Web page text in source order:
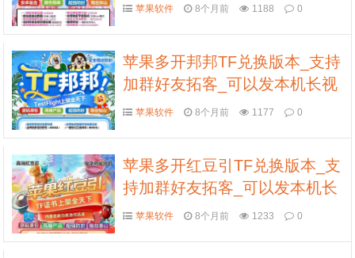
苹果软件 8个月前 1188 0
苹果多开邦邦TF兑换版本_支持
加群好友拓客_可以发本机长视
频到朋友圈
苹果软件 8个月前 1177 0
苹果多开红豆引TF兑换版本_支
持加群好友拓客_可以发本机长
视频到朋友圈
苹果软件 8个月前 1233 0